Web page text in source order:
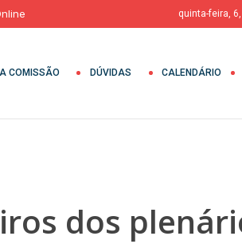
quinta-feira,
COMISSÃO DÚVIDAS CALENDÁRIO
dos